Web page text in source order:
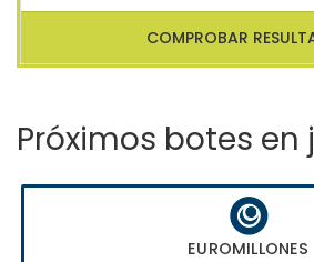
COMPROBAR
Próximos botes en
EUROMILLONES